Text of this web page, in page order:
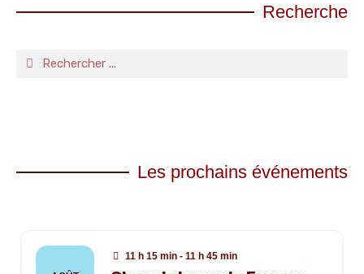
Recherche
Les prochains événements
11 h 15 min - 11 h 45 min